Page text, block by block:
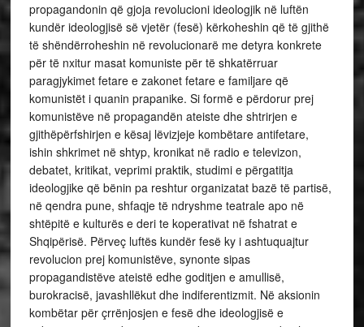
propagandonin që gjoja revolucioni ideologjik në luftën
kundër ideologjisë së vjetër (fesë) kërkoheshin që të gjithë
të shëndërroheshin në revolucionarë me detyra konkrete
për të nxitur masat komuniste për të shkatërruar
paragjykimet fetare e zakonet fetare e familjare që
komunistët i quanin prapanike. Si formë e përdorur prej
komunistëve në propagandën ateiste dhe shtrirjen e
gjithëpërfshirjen e kësaj lëvizjeje kombëtare antifetare,
ishin shkrimet në shtyp, kronikat në radio e televizon,
debatet, kritikat, veprimi praktik, studimi e përgatitja
ideologjike që bënin pa reshtur organizatat bazë të partisë,
në qendra pune, shfaqje të ndryshme teatrale apo në
shtëpitë e kulturës e deri te koperativat në fshatrat e
Shqipërisë. Përveç luftës kundër fesë ky i ashtuquajtur
revolucion prej komunistëve, synonte sipas
propagandistëve ateistë edhe goditjen e amullisë,
burokracisë, javashllëkut dhe indiferentizmit. Në aksionin
kombëtar për çrrënjosjen e fesë dhe ideologjisë e